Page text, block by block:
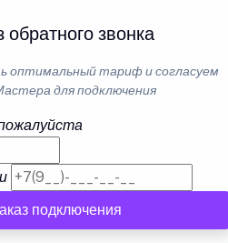
обратного звонка
оптимальный тариф и согласуем
для подключения
подключения